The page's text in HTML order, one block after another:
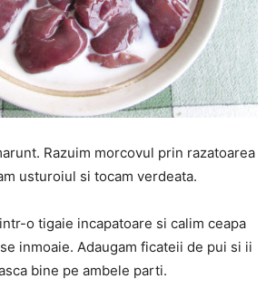
Razuim morcovul prin razatoarea
usturoiul si tocam verdeata.
o tigaie incapatoare si calim ceapa
inmoaie. Adaugam ficateii de pui si ii
bine pe ambele parti.